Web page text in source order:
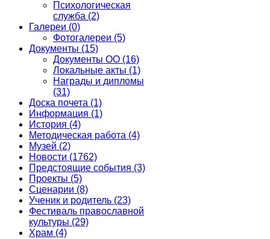
Психологическая
служба (2)
Галереи (0)
Фотогалереи (5)
Документы (15)
Документы ОО (16)
Локальные акты (1)
Награды и дипломы
(31)
Доска почета (1)
Информация (1)
История (4)
Методическая работа (4)
Музей (2)
Новости (1762)
Предстоящие события (3)
Проекты (5)
Сценарии (8)
Ученик и родитель (23)
Фестиваль православной
культуры (29)
Храм (4)